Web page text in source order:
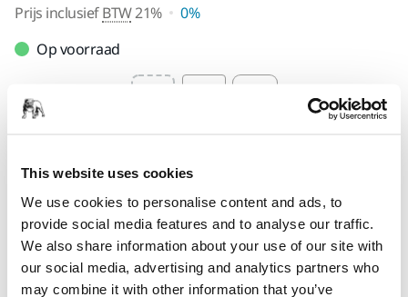
This website uses cookies
We use cookies to personalise content and ads, to
provide social media features and to analyse our traffic.
We also share information about your use of our site with
our social media, advertising and analytics partners who
may combine it with other information that you’ve
Prijs inclusiefBTW21%
0%
Op voorraad
SPECIAAL VOOR U
Levering in Nederland
Geen verzendkosten bij bestellingen vanaf €49,90
incl. btw